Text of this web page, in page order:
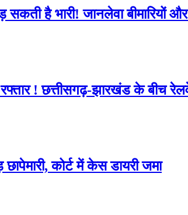
है भारी! जानलेवा बीमारियों
! छत्तीसगढ़-झारखंड के बीच
कोर्ट में केस डायरी जमा